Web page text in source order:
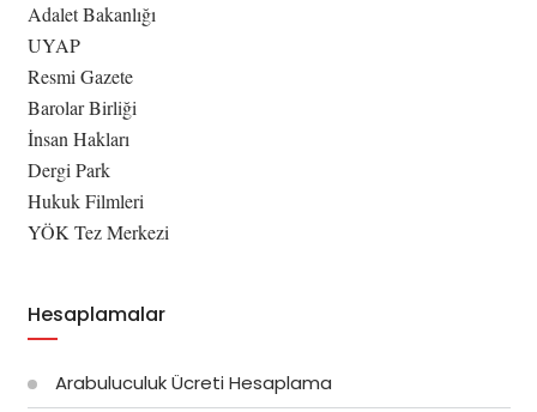
Adalet Bakanlığı
UYAP
Resmi Gazete
Barolar Birliği
İnsan Hakları
Dergi Park
Hukuk Filmleri
YÖK Tez Merkezi
Hesaplamalar
Arabuluculuk Ücreti Hesaplama